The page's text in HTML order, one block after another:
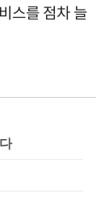
스를 점차 늘